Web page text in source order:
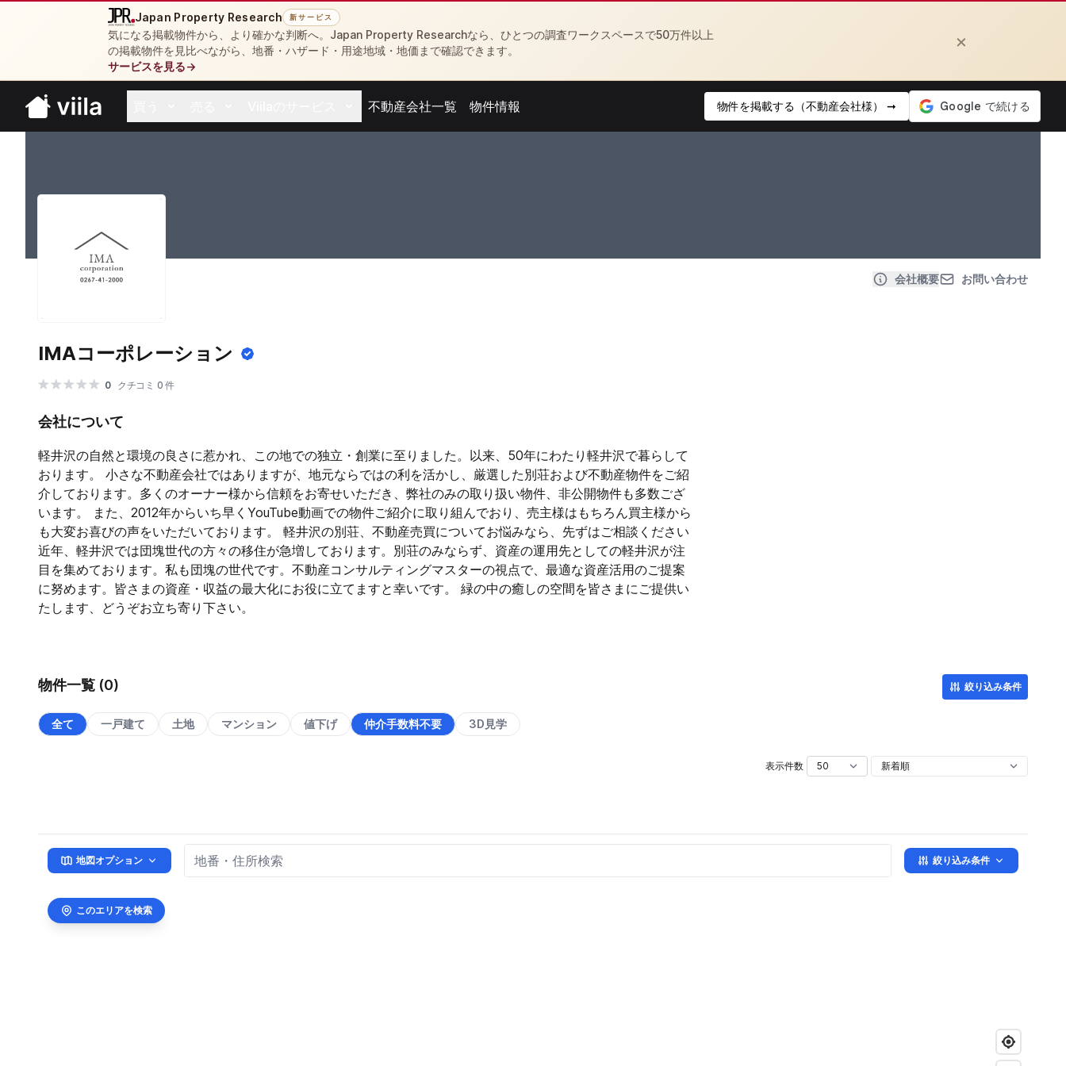
Japan Property Research 新サービス
気になる掲載物件から、より確かな判断へ。Japan Property Researchなら、ひとつの調査ワークスペースで50万件以上
の掲載物件を見比べながら、地番・ハザード・用途地域・地価まで確認できます。
サービスを見る→
×
Open resources menuOpen agent menu
不動産会社一覧
Open feed menu
物件情報 物件を掲載する（不動産会社様） ➞
会社概要 お問い合わせ
IMAコーポレーション
0 クチコミ 0 件
会社について
軽井沢の自然と環境の良さに惹かれ、この地での独立・創業に至りました。以来、50年にわたり軽井沢で暮らして
おります。 小さな不動産会社ではありますが、地元ならではの利を活かし、厳選した別荘および不動産物件をご紹
介しております。多くのオーナー様から信頼をお寄せいただき、弊社のみの取り扱い物件、非公開物件も多数ござ
います。 また、2012年からいち早くYouTube動画での物件ご紹介に取り組んでおり、売主様はもちろん買主様から
も大変お喜びの声をいただいております。 軽井沢の別荘、不動産売買についてお悩みなら、先ずはご相談ください
近年、軽井沢では団塊世代の方々の移住が急増しております。別荘のみならず、資産の運用先としての軽井沢が注
目を集めております。私も団塊の世代です。不動産コンサルティングマスターの視点で、最適な資産活用のご提案
に努めます。皆さまの資産・収益の最大化にお役に立てますと幸いです。 緑の中の癒しの空間を皆さまにご提供い
たします、どうぞお立ち寄り下さい。
物件一覧 (0) 絞り込み条件
全て 一戸建て 土地 マンション 値下げ 仲介手数料不要 3D見学
表示件数
地図オプション 絞り込み条件
このエリアを検索